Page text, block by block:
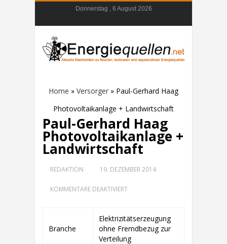
Donnerstag , 6 August 2026
Home » Versorger » Paul-Gerhard Haag
Photovoltaikanlage + Landwirtschaft
Paul-Gerhard Haag
Photovoltaikanlage +
Landwirtschaft
REDAKTION 19. DEZEMBER 2014
KOMMENTARE DEAKTIVIERTFÜR
PHOTOVOLTAIKANLAGE
+
LANDWIRTSCHAFT
Branche
Elektrizitätserzeugung
ohne Fremdbezug zur
Verteilung